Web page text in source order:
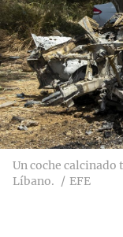
Un coche calcinado
Líbano.
EFE